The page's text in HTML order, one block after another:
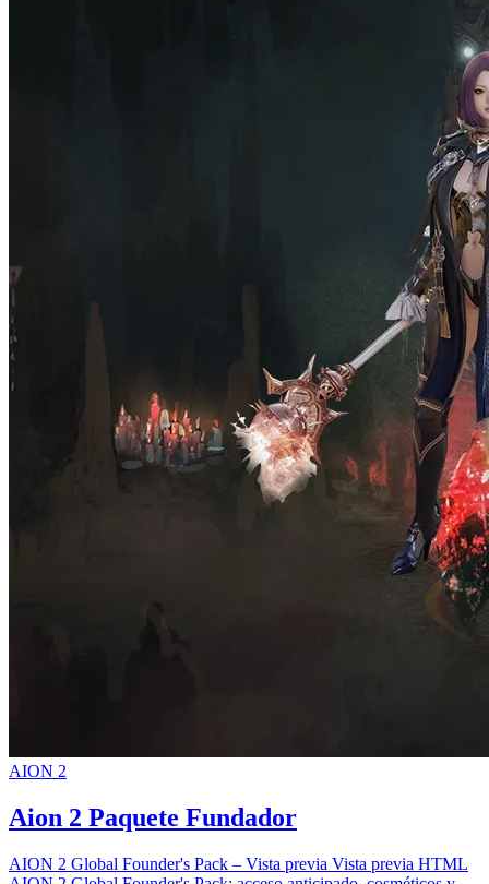
AION 2
Aion 2 Paquete Fundador
AION 2 Global Founder's Pack – Vista previa Vista previa HTML